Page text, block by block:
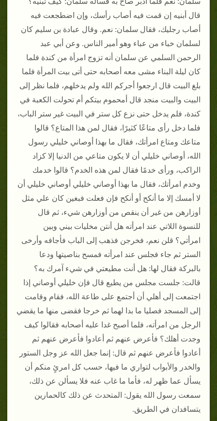
قال أبنيه إن قمت فيه أصاب رأسك، وإن اضطجعت فيه
أصاب رجليك، فقال سلمان: نعم. وقال عبادة بن سليم كان
لسلمان خباء من عباء وهو أمير الناس. وعن أبي عبد
الرحمن السلمي عن سلمان أنه تزوج امرأة من كندة فلما
كان ليلة البناء مشى معه أصحابه حتى أتى بيت المرأة فلما
بلغ البيت قال ارجعوا أجركم الله ولم يدخلهم، فلما نظر إلى
البيت والبيت منجد قال أمحموم بيتكم أم تحولت الكعبة في
كندة، فلم يدخل حتى نزع كل ستر في البيت غير ستر الباب،
فلما دخل رأى متاعًا كثيرًا، فقال لمن هذا المتاع؟ قالوا
متاعك ومتاع امرأتك، فقال ما بهذا أوصاني خليلي رسول
الله، أوصاني خليلي أن لا يكون متاعي من الدنيا إلا كزاد
الراكب، ورأى خدمًا فقال لمن هذه الخدم؟ قالوا خدمك
وخدم امرأتك، فقال ما بهذا أوصاني خليلي أوصاني خليلي أن
لا أمسك إلا ما أنكح أو أنكح فإن فعلت فبغين كان علي مثل
أوزارهن من غير أن ينقص من أوزارهن شيء، ثم قال
للنسوة اللاتي عند امرأته هل أنتن مخليات بيني وبين
امرأتي؟ قلن نعم، فخرجن فذهب إلى الباب فأجافه وأرخى
الستر ثم جاء فجلس عند امرأته فمسح بناصيتها ودعا
بالبركة فقال لها: هل أنت مطيعتي في شيء آمرك به؟
قالت: جلست مجلس من يطيع قال فإن خليلي أوصاني إذا
اجتمعت إلى أهلي أن أجتمع على طاعة الله، فقام وقامت
إلى المسجد فصليا ما بدا لهما ثم خرجا فقضى منها ما يقضي
الرجل من امرأته، فلما أصبح غدا عليه أصحابه فقالوا كيف
وجدت أهلك؟ فأعرض عنهم ثم أعادوا فأعرض عنهم ثم
أعادوا فأعرض عنهم ثم قال: إنما جعل الله عز وجل الستور
والخدر والأبواب لتواري ما فيها، حسب كل امرئٍ منكم أن
يسأل عما ظهر له، فأما ما غاب عنه فلا يسألن عن ذلك،
سمعت رسول الله يقول: المتحدث عن ذلك كالحمارين
يتسافدان في الطريق.